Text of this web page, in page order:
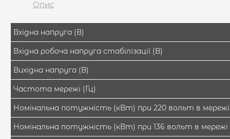
Опис
Вхідна напруга (В)
Вхідна робоча напруга стабілізації (В)
Вихідна напруга (В)
Частота мережі (Гц)
Номінальна потужність (кВт) при 220 вольт в мережі
Номінальна потужність (кВт) при 136 вольт в мережі